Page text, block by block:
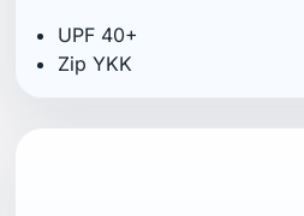
UPF 40+
Zip YKK